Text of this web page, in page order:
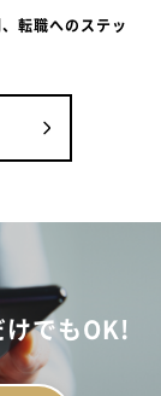
転職へのステッ
けでもOK!